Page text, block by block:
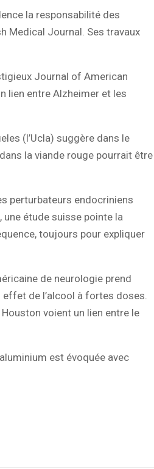
la responsabilité des
Medical Journal. Ses travaux
Journal of American
lien entre Alzheimer et les
(l’Ucla) suggère dans le
la viande rouge pourrait être
perturbateurs endocriniens
étude suisse pointe la
toujours pour expliquer
de neurologie prend
de l’alcool à fortes doses.
voient un lien entre le
est évoquée avec